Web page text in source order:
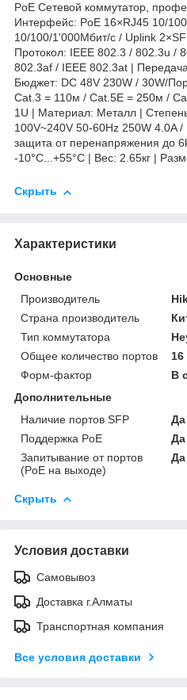
PoE Сетевой коммутатор,
Интерфейс: PoE 16×RJ45 10/
10/100/1'000Мбит/с / Uplink
Протокол: IEEE 802.3 / 802.3u /
802.3af / IEEE 802.3at |
Бюджет: DC 48V 230W / 30W/
Cat.3 = 110м / Cat.5E = 250м /
1U | Материал: Металл |
100V~240V 50-60Hz 250W 4.0A
защита от перенапряжения до
-10°C...+55°C | Вес: 2.65кг |
Скрыть
Характеристики
Основные
Производитель
Страна производитель
Тип коммутатора
Общее количество портов
Форм-фактор
В
Дополнительные
Наличие портов SFP
Да
Поддержка PoE
Да
Запитывание от портов
(PoE на выходе)
Да
Скрыть
Условия доставки
Самовывоз
Доставка г.Алматы
Транспортная компания
Все условия доставки